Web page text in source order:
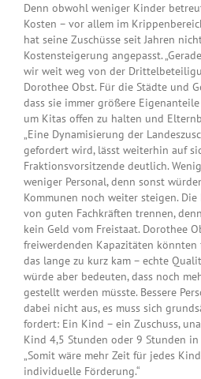
Denn obwohl weniger Kinder
Kosten – vor allem im
hat seine Zuschüsse seit Jahren
Kostensteigerung angepasst.
wir weit weg von der
Dorothee Obst. Für die Städte und
dass sie immer größere
um Kitas offen zu halten und
„Eine Dynamisierung der
gefordert wird, lässt weiterhin auf
Fraktionsvorsitzende deutlich.
weniger Personal, denn sonst
Kommunen noch weiter steigen. Die
von guten Fachkräften trennen,
kein Geld vom Freistaat. Dorothee
freiwerdenden Kapazitäten
das lange zu kurz kam – echte
würde aber bedeuten, dass noch
gestellt werden müsste. Bessere
dabei nicht aus, es muss sich
fordert: Ein Kind – ein Zuschuss,
Kind 4,5 Stunden oder 9 Stunden
„Somit wäre mehr Zeit für jedes
individuelle Förderung.“